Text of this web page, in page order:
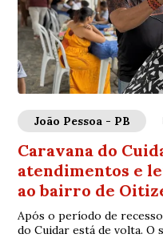
João Pessoa - PB
Caravana do
atendimentos e
ao bairro de
Após o período de recesso
do Cuidar está de volta.